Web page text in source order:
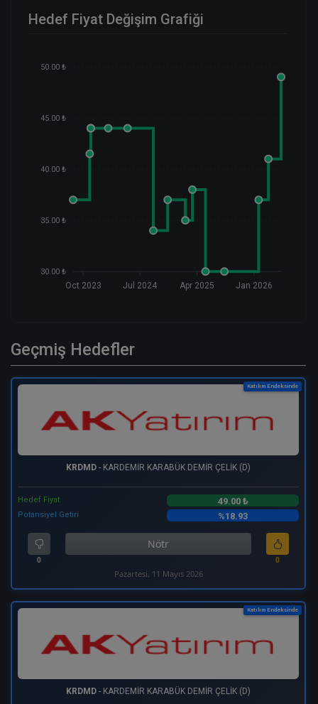
Hedef Fiyat Değişim Grafiği
50.00 ₺
45.00 ₺
40.00 ₺
35.00 ₺
30.00 ₺
Oct 2023 Jul 2024 Apr 2025 Jan 2026
Geçmiş Hedefler
Katılım Endeksinde
KRDMD - KARDEMİR KARABÜK DEMİR ÇELİK (D)
Hedef Fiyat 49.00 ₺
Potansiyel Getiri %18.93
0
Nötr
0
Pazartesi, 11 Mayıs 2026
Katılım Endeksinde
KRDMD - KARDEMİR KARABÜK DEMİR ÇELİK (D)